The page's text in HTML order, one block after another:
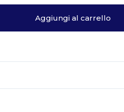
Aggiungi al carrello